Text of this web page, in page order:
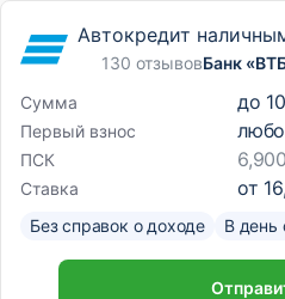
Автокредит
130 отзывовБанк
Сумма
до
Первый взнос
ПСК
Ставка от
Без справок о доходе В день